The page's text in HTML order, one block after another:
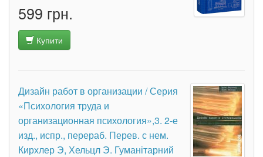
599 грн.
Купити
Дизайн работ в организации / Серия
«Психология труда и
организационная психология»,3. 2-е
изд., испр., перераб. Перев. с нем.
Кирхлер Э, Хельцл Э. Гуманітарний